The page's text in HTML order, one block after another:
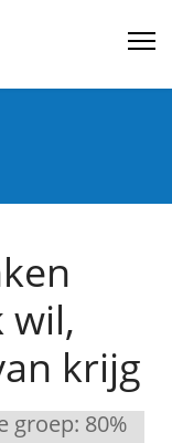
wil,
krijg
groep: 80%